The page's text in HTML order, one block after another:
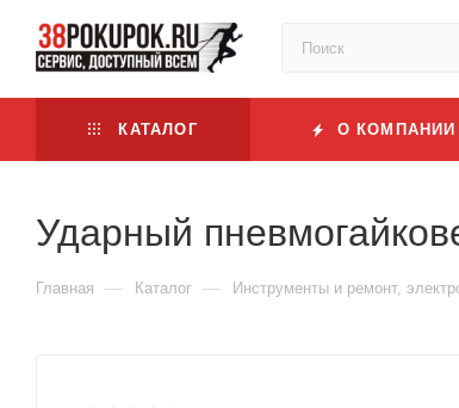
КАТАЛОГ О КОМПАНИИ
Ударный
Главная — Каталог — Инструменты и ремонт,